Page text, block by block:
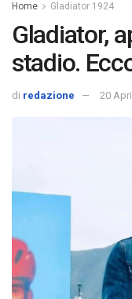
Home Gladiator 1924
Gladiator,
stadio.
di redazione 20